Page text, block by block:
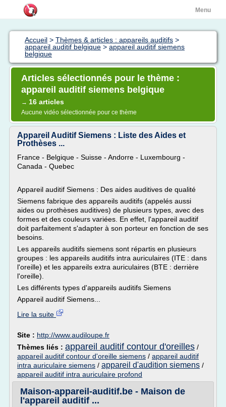
Menu
Accueil > Thèmes & articles : appareils auditifs >
appareil auditif belgique > appareil auditif siemens
belgique
Articles sélectionnés pour le thème :
appareil auditif siemens belgique
→ 16 articles
Aucune vidéo sélectionnée pour ce thème
Appareil Auditif Siemens : Liste des Aides et
Prothèses ...
France - Belgique - Suisse - Andorre - Luxembourg -
Canada - Quebec
Appareil auditif Siemens : Des aides auditives de qualité
Siemens fabrique des appareils auditifs (appelés aussi
aides ou prothèses auditives) de plusieurs types, avec des
formes et des couleurs variées. En effet, l'appareil auditif
doit parfaitement s'adapter à son porteur en fonction de ses
besoins.
Les appareils auditifs siemens sont répartis en plusieurs
groupes : les appareils auditifs intra auriculaires (ITE : dans
l'oreille) et les appareils extra auriculaires (BTE : derrière
l'oreille).
Les différents types d'appareils auditifs Siemens
Appareil auditif Siemens...
Lire la suite
Site : http://www.audiloupe.fr
Thèmes liés : appareil auditif contour d'oreilles /
appareil auditif contour d'oreille siemens / appareil auditif
intra auriculaire siemens / appareil d'audition siemens /
appareil auditif intra auriculaire profond
Maison-appareil-auditif.be - Maison de
l'appareil auditif ...